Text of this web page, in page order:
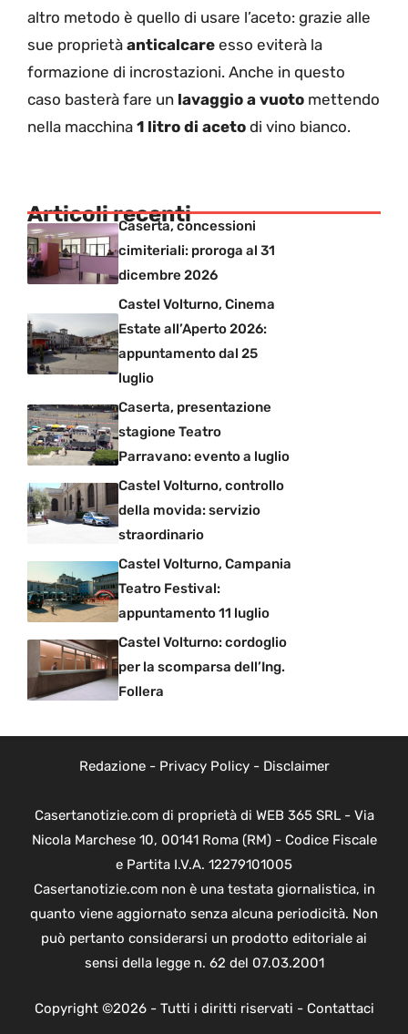
altro metodo è quello di usare l’aceto: grazie alle
sue proprietà anticalcare esso eviterà la
formazione di incrostazioni. Anche in questo
caso basterà fare un lavaggio a vuoto mettendo
nella macchina 1 litro di aceto di vino bianco.
Articoli recenti
Caserta, concessioni
cimiteriali: proroga al 31
dicembre 2026
Castel Volturno, Cinema
Estate all’Aperto 2026:
appuntamento dal 25
luglio
Caserta, presentazione
stagione Teatro
Parravano: evento a luglio
Castel Volturno, controllo
della movida: servizio
straordinario
Castel Volturno, Campania
Teatro Festival:
appuntamento 11 luglio
Castel Volturno: cordoglio
per la scomparsa dell’Ing.
Follera
Redazione- Privacy Policy- Disclaimer
Casertanotizie.com di proprietà di WEB 365 SRL - Via
Nicola Marchese 10, 00141 Roma (RM) - Codice Fiscale
e Partita I.V.A. 12279101005
Casertanotizie.com non è una testata giornalistica, in
quanto viene aggiornato senza alcuna periodicità. Non
può pertanto considerarsi un prodotto editoriale ai
sensi della legge n. 62 del 07.03.2001
Copyright ©2026 - Tutti i diritti riservati - Contattaci